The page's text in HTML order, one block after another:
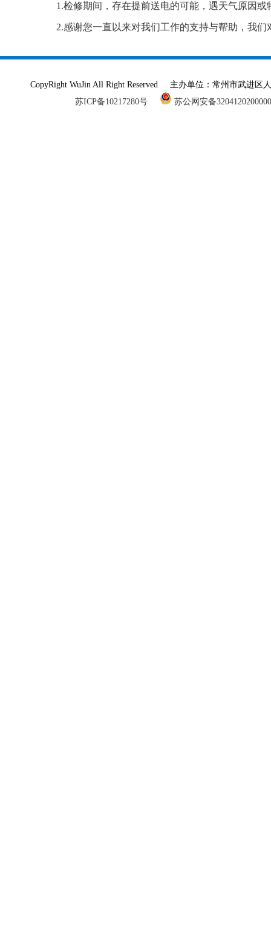
1.检修期间，存在提前送电的可能，遇天气原因
2.感谢您一直以来对我们工作的支持与帮助，我
CopyRight WuJin All Right Reserved 主办单位：常州市武进
苏ICP备10217280号
苏公网安备